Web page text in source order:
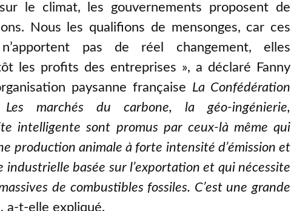
le climat, les gouvernements proposent de
Nous les qualifions de mensonges, car ces
pas de réel changement, elles
les profits des entreprises », a déclaré Fanny
paysanne française La Confédération
marchés du carbone, la géo-ingénierie,
intelligente sont promus par ceux-là même qui
production animale à forte intensité d’émission et
industrielle basée sur l’exportation et qui nécessite
de combustibles fossiles. C’est une grande
, a-t-elle expliqué.